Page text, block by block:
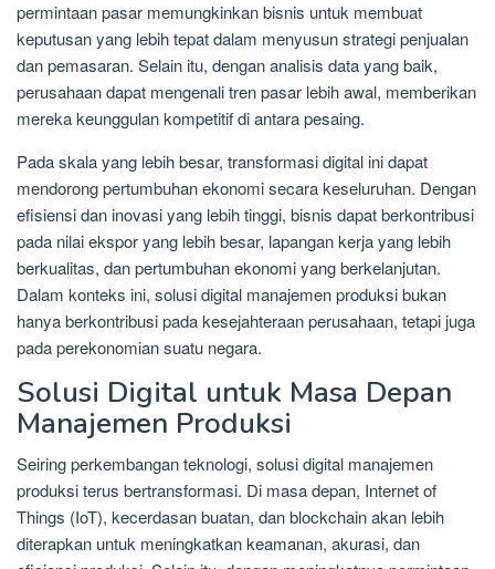
permintaan pasar memungkinkan bisnis untuk membuat
keputusan yang lebih tepat dalam menyusun strategi penjualan
dan pemasaran. Selain itu, dengan analisis data yang baik,
perusahaan dapat mengenali tren pasar lebih awal, memberikan
mereka keunggulan kompetitif di antara pesaing.
Pada skala yang lebih besar, transformasi digital ini dapat
mendorong pertumbuhan ekonomi secara keseluruhan. Dengan
efisiensi dan inovasi yang lebih tinggi, bisnis dapat berkontribusi
pada nilai ekspor yang lebih besar, lapangan kerja yang lebih
berkualitas, dan pertumbuhan ekonomi yang berkelanjutan.
Dalam konteks ini, solusi digital manajemen produksi bukan
hanya berkontribusi pada kesejahteraan perusahaan, tetapi juga
pada perekonomian suatu negara.
Solusi Digital untuk Masa Depan
Manajemen Produksi
Seiring perkembangan teknologi, solusi digital manajemen
produksi terus bertransformasi. Di masa depan, Internet of
Things (IoT), kecerdasan buatan, dan blockchain akan lebih
diterapkan untuk meningkatkan keamanan, akurasi, dan